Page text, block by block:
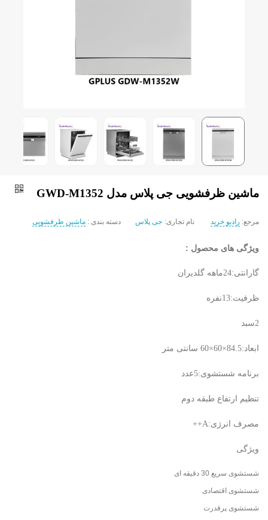
ماشین ظرفشویی جی پلاس مدل GWD-M1352
مرجع: رادیو خرید نام تجاری: جی پلاس دسته بندی : ماشین ظرفشویی
ویژگی های محصول :
گارانتی:24ماهه گلدیران
ظرفیت:13نفره
2سبد
ابعاد:84.5×60×60 سانتی متر
برنامه شستشوی:5عدد
تنظیم ارتفاع طبقه دوم
مصرف انرژی:A++
ویژگی
شستشوی سریع 30 دقیقه ای
شستشوی اقتصادی
شستشوی پرقدرت